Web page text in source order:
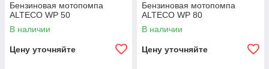
Бензиновая мотопомпа
ALTECO WP 50
В наличии
Цену уточняйте
Бензиновая мотопомпа
ALTECO WP 80
В наличии
Цену уточняйте